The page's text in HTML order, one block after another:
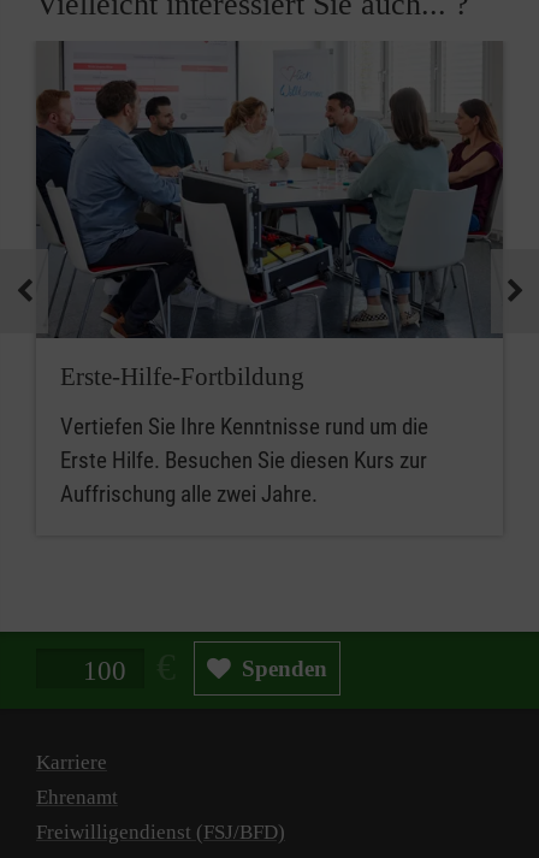
Erste-Hilfe-Fortbildung
Vertiefen Sie Ihre Kenntnisse rund um die
Erste Hilfe. Besuchen Sie diesen Kurs zur
Auffrischung alle zwei Jahre.
Spendenbetrag in Euro Spenden
Karriere
Ehrenamt
Freiwilligendienst (FSJ/BFD)